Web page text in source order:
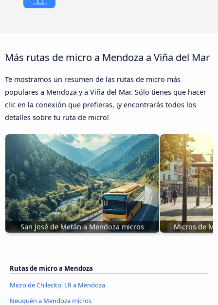
Más rutas de micro a Mendoza a Viña del Mar
Te mostramos un resumen de las rutas de micro más
populares a Mendoza y a Viña del Mar. Sólo tienes que hacer
clic en la conexión que prefieras, ¡y encontrarás todos los
detalles sobre tu ruta de micro!
San José de Metán a Mendoza micros Micros de
Rutas de micro a Mendoza
Micro de Chilecito, LR a Mendoza
Neuquén a Mendoza micros